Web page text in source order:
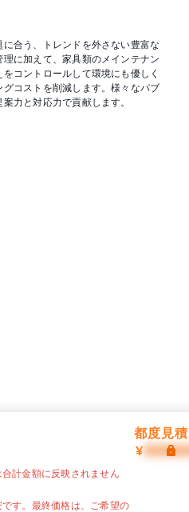
合う、トレンドを外さない豊富な
に加えて、家具類のメインテナン
コントロールして環境にも優しく
コストを削減します。様々なパブ
力と対応力で貢献します。
都度見
¥
計金額に反映されません
す。最終価格は、ご希望の